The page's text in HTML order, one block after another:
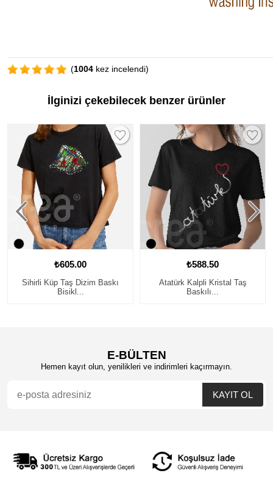
(1004 kez incelendi)
İlginizi çekebilecek benzer ürünler
₺605.00
Sihirli Küp Taş Dizim Baskı
Bisikl...
₺588.50
Atatürk Kalpli Kristal Taş
Baskılı...
E-BÜLTEN
Hemen kayıt olun, yenilikleri ve indirimleri kaçırmayın.